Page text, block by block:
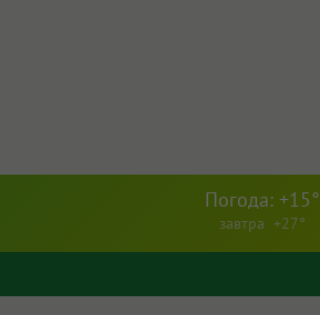
Погода: +15°
завтра +27°